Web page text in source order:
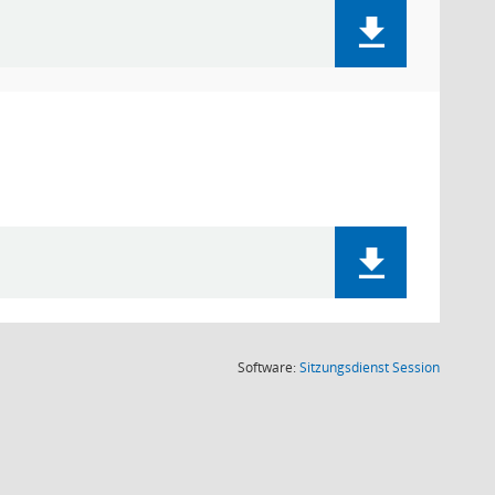
Software:SitzungsdienstSession(Wird in